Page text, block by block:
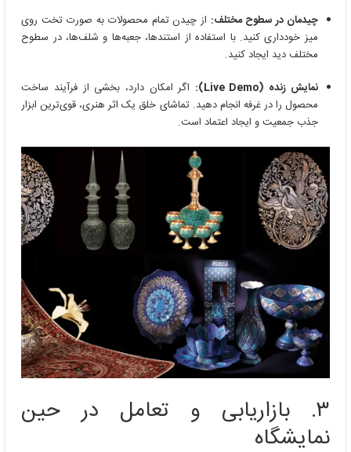
چیدمان در سطوح مختلف: از چیدن تمام محصولات به صورت تخت روی
میز خودداری کنید. با استفاده از استندها، جعبه‌ها و شلف‌ها، در سطوح
مختلف دید ایجاد کنید.
نمایش زنده (Live Demo):
اگر امکان دارد، بخشی از فرآیند ساخت
محصول را در غرفه انجام دهید. تماشای خلق یک اثر هنری، قوی‌ترین ابزار
جذب جمعیت و ایجاد اعتماد است.
۳. بازاریابی و تعامل در حین
نمایشگاه